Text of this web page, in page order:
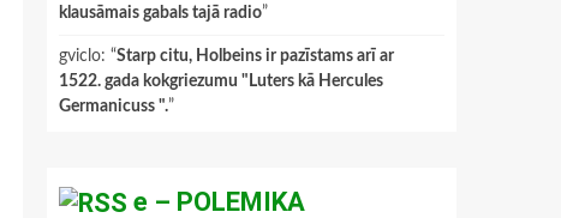
klausāmais gabals tajā radio”
gviclo: “Starp citu, Holbeins ir pazīstams arī ar
1522. gada kokgriezumu "Luters kā Hercules
Germanicuss ".”
e – POLEMIKA